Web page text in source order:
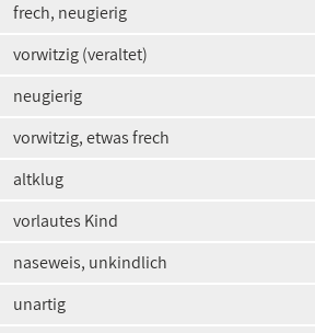
frech, neugierig
vorwitzig (veraltet)
neugierig
vorwitzig, etwas frech
altklug
vorlautes Kind
naseweis, unkindlich
unartig